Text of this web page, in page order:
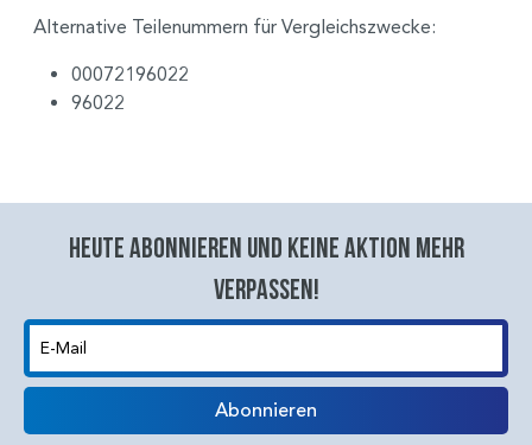
Alternative Teilenummern für Vergleichszwecke:
00072196022
96022
Heute abonnieren und keine aktion mehr
verpassen!
E-Mail
Abonnieren